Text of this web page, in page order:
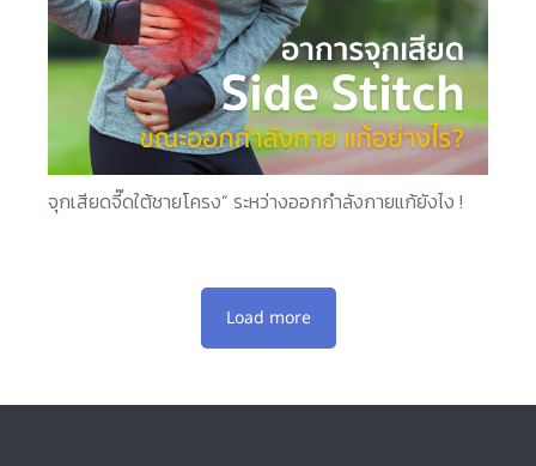
จุกเสียดจี๊ดใต้ชายโครง” ระหว่างออกกำลังกายแก้ยังไง !
Load more